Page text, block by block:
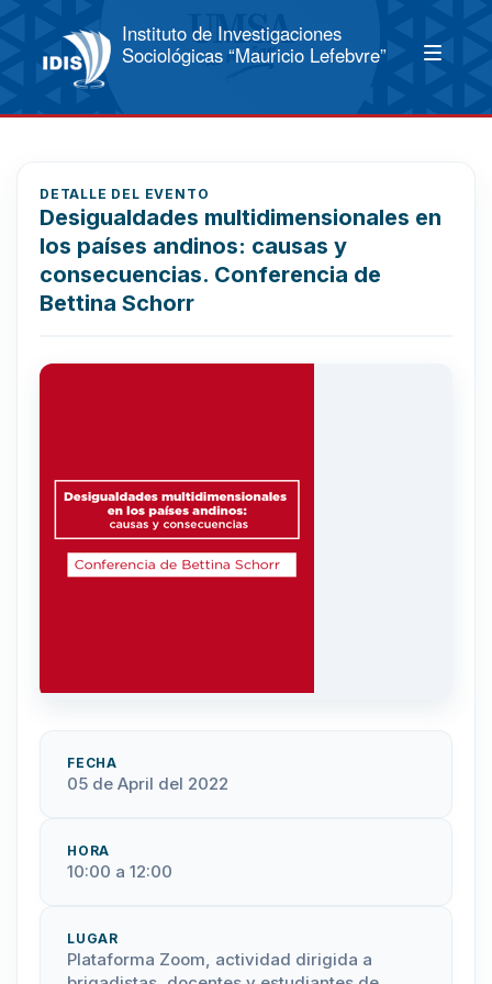
Instituto de Investigaciones
Sociológicas “Mauricio Lefebvre”
DETALLE DEL EVENTO
Desigualdades multidimensionales en
los países andinos: causas y
consecuencias. Conferencia de
Bettina Schorr
FECHA
05 de April del 2022
HORA
10:00 a 12:00
LUGAR
Plataforma Zoom, actividad dirigida a